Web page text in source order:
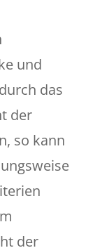
und
das
der
so kann
der